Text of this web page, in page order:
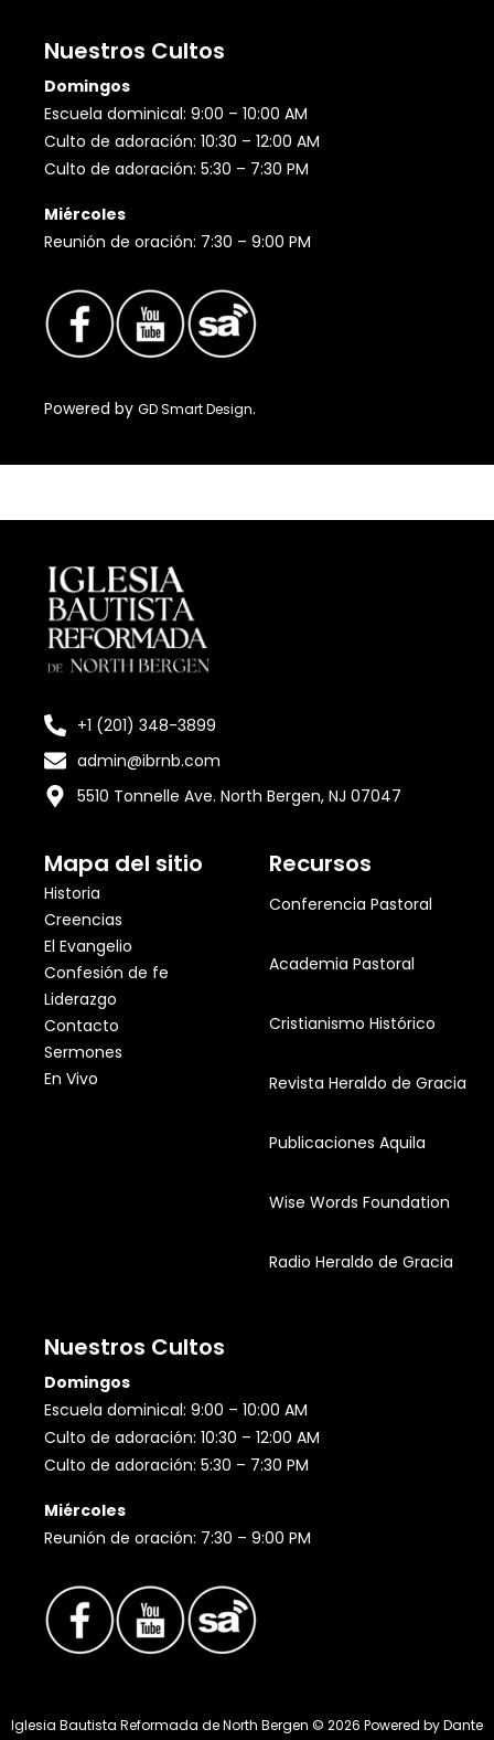
Nuestros Cultos
Domingos
Escuela dominical: 9:00 – 10:00 AM
Culto de adoración: 10:30 – 12:00 AM
Culto de adoración: 5:30 – 7:30 PM
Miércoles
Reunión de oración: 7:30 – 9:00 PM
Powered by GD Smart Design.
+1 (201) 348-3899
admin@ibrnb.com
5510 Tonnelle Ave. North Bergen, NJ 07047
Mapa del sitio
Historia
Creencias
El Evangelio
Confesión de fe
Liderazgo
Contacto
Sermones
En Vivo
Recursos
Conferencia Pastoral
Academia Pastoral
Cristianismo Histórico
Revista Heraldo de Gracia
Publicaciones Aquila
Wise Words Foundation
Radio Heraldo de Gracia
Nuestros Cultos
Domingos
Escuela dominical: 9:00 – 10:00 AM
Culto de adoración: 10:30 – 12:00 AM
Culto de adoración: 5:30 – 7:30 PM
Miércoles
Reunión de oración: 7:30 – 9:00 PM
Iglesia Bautista Reformada de North Bergen © 2026 Powered byDante